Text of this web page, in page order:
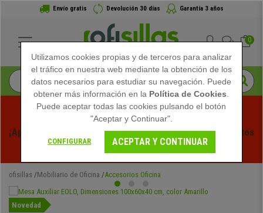
Envío gratis Devolución 30 días Garantía 3 años
0
¡Aprovecha las Rebajas de Verano en Ofisillas! Descuentos
Exclusivos por Tiempo Limitado - Ver Promo
ofisillas Mobiliario de Oficina Accesorios Oficina
Novedad
Utilizamos cookies propias y de terceros para analizar
el tráfico en nuestra web mediante la obtención de los
datos necesarios para estudiar su navegación. Puede
obtener más información en la Política de Cookies
Puede aceptar todas las cookies pulsando el botón
"Aceptar y Continuar".
CONFIGURAR ACEPTAR Y CONTINUAR